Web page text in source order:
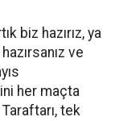
biz hazırız, ya
ve
her maçta
tek